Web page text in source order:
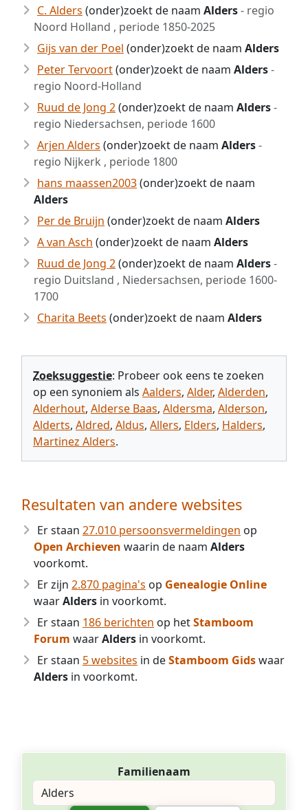
C. Alders (onder)zoekt de naam Alders- regio
Noord Holland , periode 1850-2025
Gijs van der Poel (onder)zoekt de naam Alders
Peter Tervoort(onder)zoekt de naam Alders-
regio Noord-Holland
Ruud de Jong 2(onder)zoekt de naam Alders-
regio Niedersachsen, periode 1600
Arjen Alders (onder)zoekt de naam Alders-
regio Nijkerk , periode 1800
hans maassen2003(onder)zoekt de naam
Alders
Per de Bruijn (onder)zoekt de naam Alders
A van Asch (onder)zoekt de naam Alders
Ruud de Jong 2(onder)zoekt de naam Alders-
regio Duitsland , Niedersachsen, periode 1600-
1700
Charita Beets (onder)zoekt de naam Alders
Zoeksuggestie: Probeer ook eens te zoeken
op een synoniem als Aalders, Alder, Alderden,
Alderhout, Alderse Baas, Aldersma, Alderson,
Alderts, Aldred, Aldus, Allers, Elders, Halders,
Martinez Alders.
Resultaten van andere websites
Er staan 27.010 persoonsvermeldingen op
Open Archieven waarin de naam Alders
voorkomt.
Er zijn 2.870 pagina's op Genealogie Online
waarAlders in voorkomt.
Er staan 186 berichten op hetStamboom
Forum waarAlders in voorkomt.
Er staan 5 websites in deStamboom Gidswaar
Alders in voorkomt.
Familienaam